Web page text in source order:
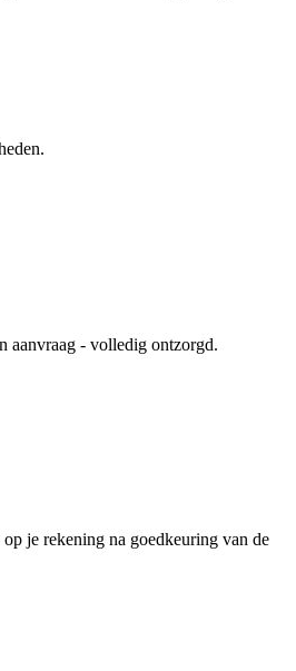
aanvraag - volledig ontzorgd.
je rekening na goedkeuring van de